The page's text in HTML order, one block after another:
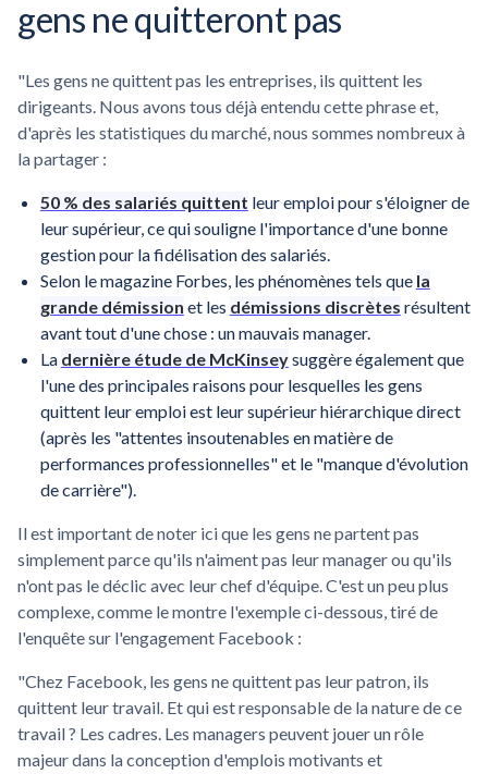
gens ne quitteront pas
"Les gens ne quittent pas les entreprises, ils quittent les
dirigeants. Nous avons tous déjà entendu cette phrase et,
d'après les statistiques du marché, nous sommes nombreux à
la partager :
50 % des salariés quittent leur emploi pour s'éloigner de
leur supérieur, ce qui souligne l'importance d'une bonne
gestion pour la fidélisation des salariés.
Selon le magazine Forbes, les phénomènes tels que la
grande démission et les démissions discrètes résultent
avant tout d'une chose : un mauvais manager.
La dernière étude de McKinseysuggère également que
l'une des principales raisons pour lesquelles les gens
quittent leur emploi est leur supérieur hiérarchique direct
(après les "attentes insoutenables en matière de
performances professionnelles" et le "manque d'évolution
de carrière").
Il est important de noter ici que les gens ne partent pas
simplement parce qu'ils n'aiment pas leur manager ou qu'ils
n'ont pas le déclic avec leur chef d'équipe. C'est un peu plus
complexe, comme le montre l'exemple ci-dessous, tiré de
l'enquête sur l'engagement Facebook :
"Chez Facebook, les gens ne quittent pas leur patron, ils
quittent leur travail. Et qui est responsable de la nature de ce
travail ? Les cadres. Les managers peuvent jouer un rôle
majeur dans la conception d'emplois motivants et